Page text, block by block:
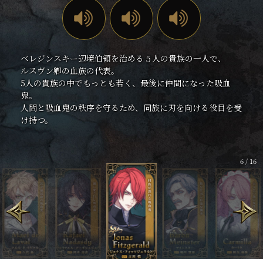
ベレジンスキー辺境伯領を治める５人の貴族の一人で、
ルスヴン卿の血族の代表。
5人の貴族の中でもっとも若く、最後に仲間になった吸血
鬼。
人間と吸血鬼の秩序を守るため、同族に刃を向ける役目を受
け持つ。
6/ 16